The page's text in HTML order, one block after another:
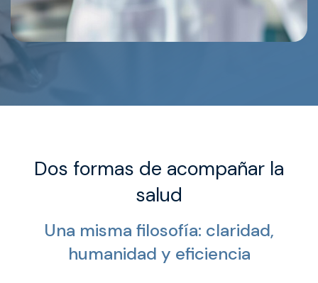
Dos formas de acompañar la
salud
Una misma filosofía: claridad,
humanidad y eficiencia